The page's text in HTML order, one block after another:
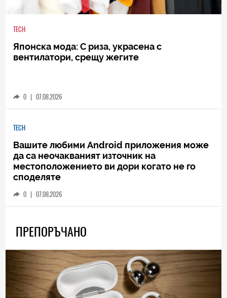
TECH
Японска мода: С риза, украсена с
вентилатори, срещу жегите
0 | 07.08.2026
TECH
Вашите любими Android приложения може
да са неочакваният източник на
местоположението ви дори когато не го
споделяте
0 | 07.08.2026
ПРЕПОРЪЧАНО